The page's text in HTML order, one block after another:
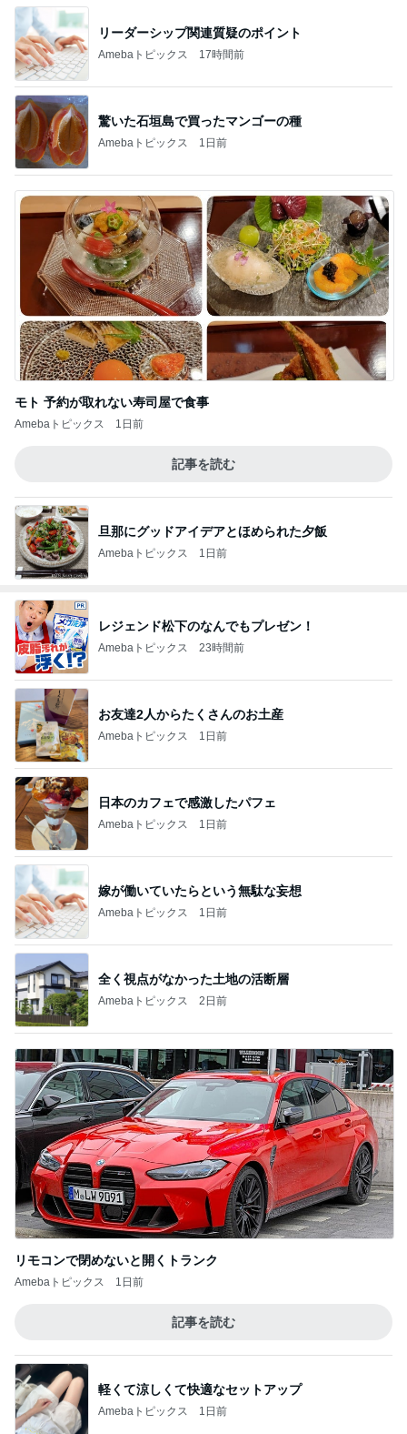
リーダーシップ関連質疑のポイント
Amebaトピックス 17時間前
驚いた石垣島で買ったマンゴーの種
Amebaトピックス 1日前
モト 予約が取れない寿司屋で食事
Amebaトピックス 1日前
記事を読む
旦那にグッドアイデアとほめられた夕飯
Amebaトピックス 1日前
レジェンド松下のなんでもプレゼン！
Amebaトピックス 23時間前
お友達2人からたくさんのお土産
Amebaトピックス 1日前
日本のカフェで感激したパフェ
Amebaトピックス 1日前
嫁が働いていたらという無駄な妄想
Amebaトピックス 1日前
全く視点がなかった土地の活断層
Amebaトピックス 2日前
リモコンで閉めないと開くトランク
Amebaトピックス 1日前
記事を読む
軽くて涼しくて快適なセットアップ
Amebaトピックス 1日前